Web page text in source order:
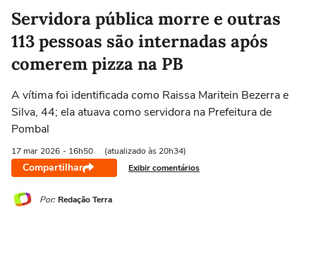
Servidora pública morre e outras
113 pessoas são internadas após
comerem pizza na PB
A vítima foi identificada como Raissa Maritein Bezerra e
Silva, 44; ela atuava como servidora na Prefeitura de
Pombal
17 mar 2026 - 16h50 (atualizado às 20h34)
Compartilhar Exibir comentários
Por: Redação Terra